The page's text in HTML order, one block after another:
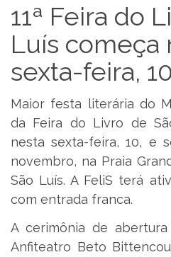
11ª Feira do
Luís começa
sexta-feira, 10
Maior festa literária do
da Feira do Livro de
nesta sexta-feira, 10, e
novembro, na Praia
São Luís. A FeliS terá
com entrada franca.
A cerimônia de
Anfiteatro Beto